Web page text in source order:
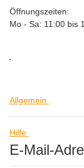
Öffnungszeiten:
Mo - Sa: 11:00 bis
Allgemein
Hilfe
E-Mail-